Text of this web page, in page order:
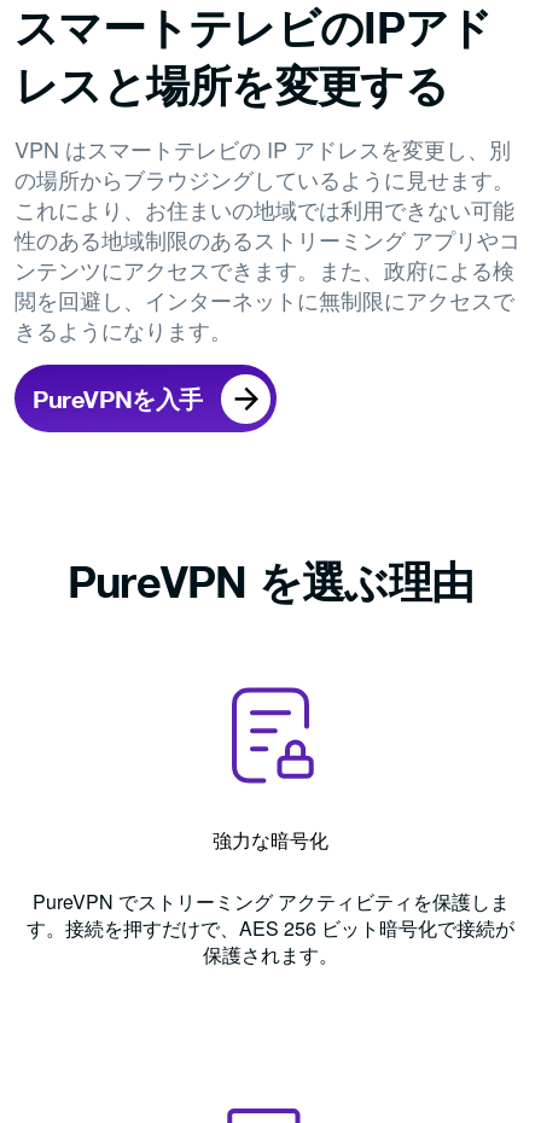
スマートテレビのIPアド
レスと場所を変更する
VPN はスマートテレビの IP アドレスを変更し、別
の場所からブラウジングしているように見せます。
これにより、お住まいの地域では利用できない可能
性のある地域制限のあるストリーミング アプリやコ
ンテンツにアクセスできます。また、政府による検
閲を回避し、インターネットに無制限にアクセスで
きるようになります。
PureVPNを入手
PureVPN を選ぶ理由
強力な暗号化
PureVPN でストリーミング アクティビティを保護しま
す。接続を押すだけで、AES 256 ビット暗号化で接続が
保護されます。